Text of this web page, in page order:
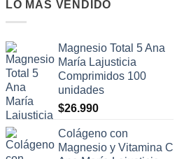
LO MÁS VENDIDO
Magnesio Total 5 Ana
María Lajusticia
Comprimidos 100
unidades
$26.990
Colágeno con
Magnesio y Vitamina C